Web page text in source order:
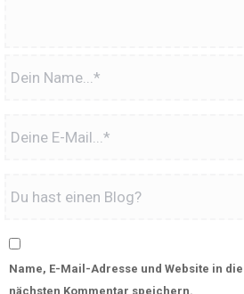
Name, E-Mail-Adresse und Website in
nächsten Kommentar speichern.